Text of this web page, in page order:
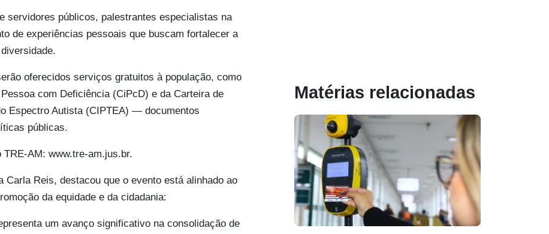
servidores públicos, palestrantes especialistas na
de experiências pessoais que buscam fortalecer a
oferecidos serviços gratuitos à população, como
com Deficiência (CiPcD) e da Carteira de
Espectro Autista (CIPTEA) — documentos
públicas.
AM: www.tre-am.jus.br.
Carla Reis, destacou que o evento está alinhado ao
da equidade e da cidadania:
um avanço significativo na consolidação de
Matérias relacionadas